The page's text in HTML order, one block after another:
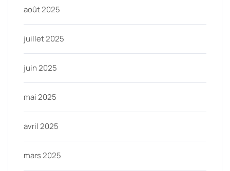
août 2025
juillet 2025
juin 2025
mai 2025
avril 2025
mars 2025